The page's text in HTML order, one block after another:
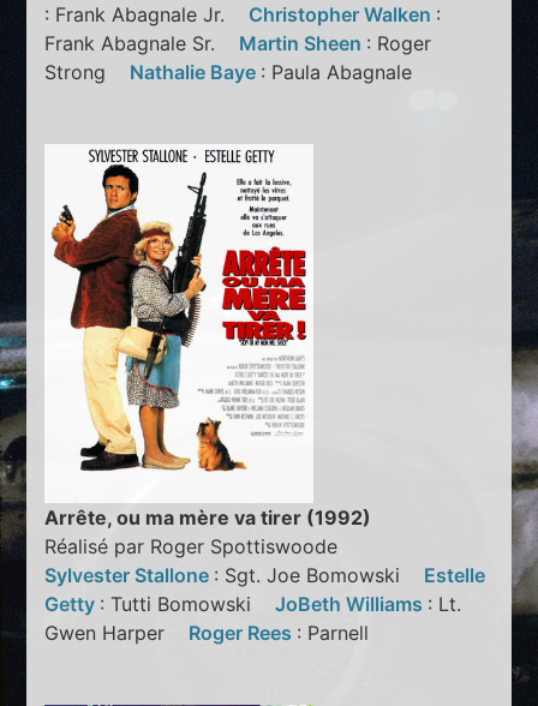
: Frank Abagnale Jr. Christopher Walken :
Frank Abagnale Sr. Martin Sheen : Roger
Strong Nathalie Baye : Paula Abagnale
Arrête, ou ma mère va tirer (1992)
Réalisé par Roger Spottiswoode
Sylvester Stallone : Sgt. Joe Bomowski Estelle
Getty : Tutti BomowskiJoBeth Williams : Lt.
Gwen Harper Roger Rees : Parnell